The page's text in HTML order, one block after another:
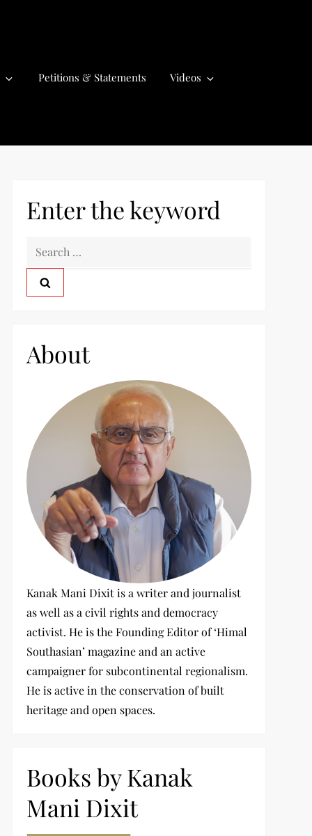
Petitions & Statements Videos
Enter the keyword
fAbout
Kanak Mani Dixit is a writer and journalist
as well as a civil rights and democracy
activist. He is the Founding Editor of ‘Himal
Southasian’ magazine and an active
campaigner for subcontinental regionalism.
He is active in the conservation of built
heritage and open spaces.
Books by Kanak
Mani Dixit